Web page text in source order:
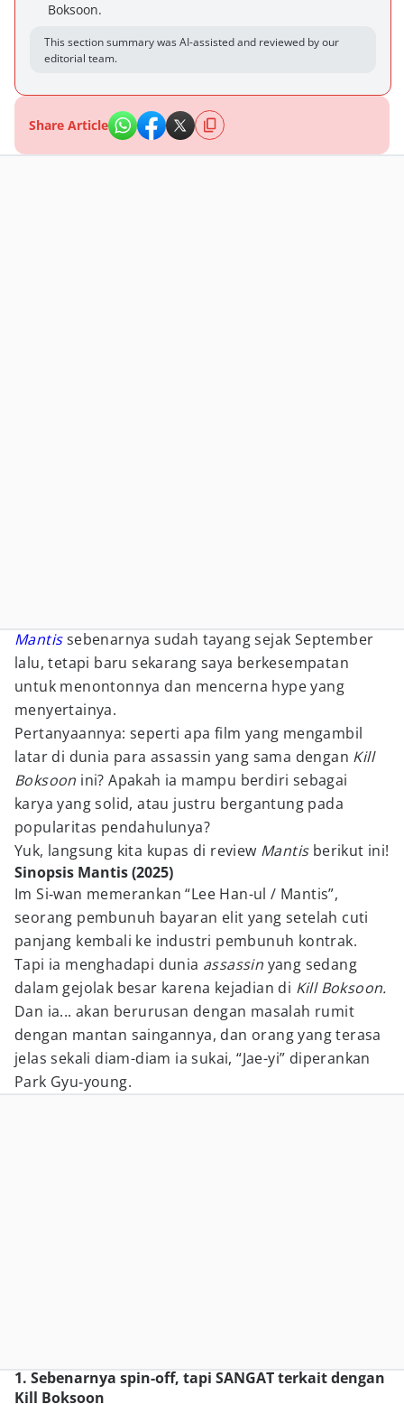
Boksoon.
This section summary was AI-assisted and reviewed by our
editorial team.
Share Article
Mantissebenarnya sudah tayang sejak September
lalu, tetapi baru sekarang saya berkesempatan
untuk menontonnya dan mencerna hype yang
menyertainya.
Pertanyaannya: seperti apa film yang mengambil
latar di dunia para assassin yang sama dengan Kill
Boksoon ini? Apakah ia mampu berdiri sebagai
karya yang solid, atau justru bergantung pada
popularitas pendahulunya?
Yuk, langsung kita kupas di review Mantisberikut ini!
Sinopsis Mantis (2025)
Im Si‑wan memerankan “Lee Han-ul / Mantis”,
seorang pembunuh bayaran elit yang setelah cuti
panjang kembali ke industri pembunuh kontrak.
Tapi ia menghadapi dunia assassin yang sedang
dalam gejolak besar karena kejadian di Kill Boksoon.
Dan ia... akan berurusan dengan masalah rumit
dengan mantan saingannya, dan orang yang terasa
jelas sekali diam-diam ia sukai, “Jae-yi” diperankan
Park Gyu‑young.
1. Sebenarnya spin-off, tapi SANGAT terkait dengan
Kill Boksoon